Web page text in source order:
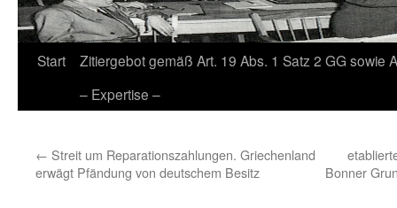
Start
Zitiergebot gemäß Art. 19 Abs. 1 Satz 2 GG sowie
– Expertise –
← Streit um Reparationszahlungen. Griechenland
erwägt Pfändung von deutschem Besitz
Bonner